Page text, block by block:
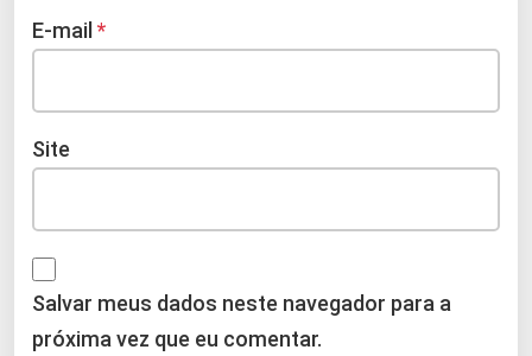
E-mail*
Site
Salvar meus dados neste navegador para a
próxima vez que eu comentar.